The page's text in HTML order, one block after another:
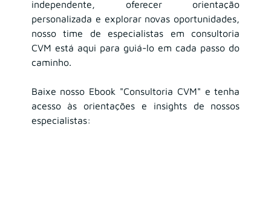
independente, oferecer orientação
personalizada e explorar novas oportunidades,
nosso time de especialistas em consultoria
CVM está aqui para guiá-lo em cada passo do
caminho.
Baixe nosso Ebook "Consultoria CVM" e tenha
acesso às orientações e insights de nossos
especialistas: